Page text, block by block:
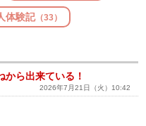
体験記（33）
から出来ている！
2026年7月21日（火）10:42